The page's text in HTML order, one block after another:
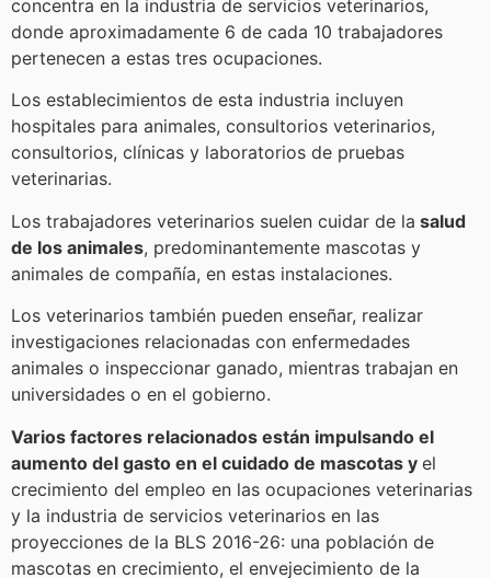
concentra en la industria de servicios veterinarios,
donde aproximadamente 6 de cada 10 trabajadores
pertenecen a estas tres ocupaciones.
Los establecimientos de esta industria incluyen
hospitales para animales, consultorios veterinarios,
consultorios, clínicas y laboratorios de pruebas
veterinarias.
Los trabajadores veterinarios suelen cuidar de la salud
de los animales, predominantemente mascotas y
animales de compañía, en estas instalaciones.
Los veterinarios también pueden enseñar, realizar
investigaciones relacionadas con enfermedades
animales o inspeccionar ganado, mientras trabajan en
universidades o en el gobierno.
Varios factores relacionados están impulsando el
aumento del gasto en el cuidado de mascotas y el
crecimiento del empleo en las ocupaciones veterinarias
y la industria de servicios veterinarios en las
proyecciones de la BLS 2016-26: una población de
mascotas en crecimiento, el envejecimiento de la